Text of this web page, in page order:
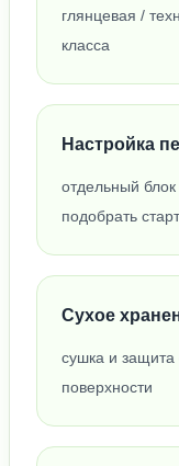
глянцевая /
класса
Настройка
отдельный
подобрать
Сухое
сушка и защита
поверхности